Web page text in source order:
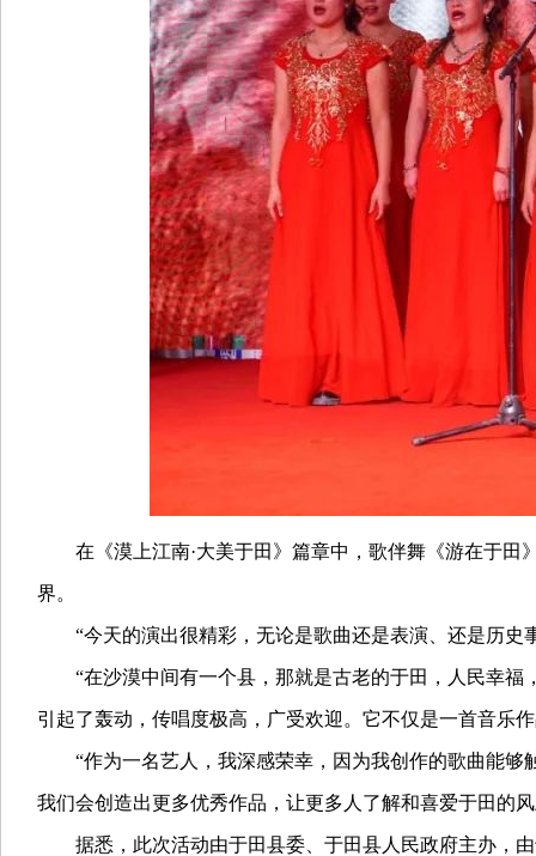
在《漠上江南·大美于田》篇章中，歌伴舞《游在于田
界。
“今天的演出很精彩，无论是歌曲还是表演、还是历史
“在沙漠中间有一个县，那就是古老的于田，人民幸福
引起了轰动，传唱度极高，广受欢迎。它不仅是一首音乐
“作为一名艺人，我深感荣幸，因为我创作的歌曲能够
我们会创造出更多优秀作品，让更多人了解和喜爱于田的
据悉，此次活动由于田县委、于田县人民政府主办，由